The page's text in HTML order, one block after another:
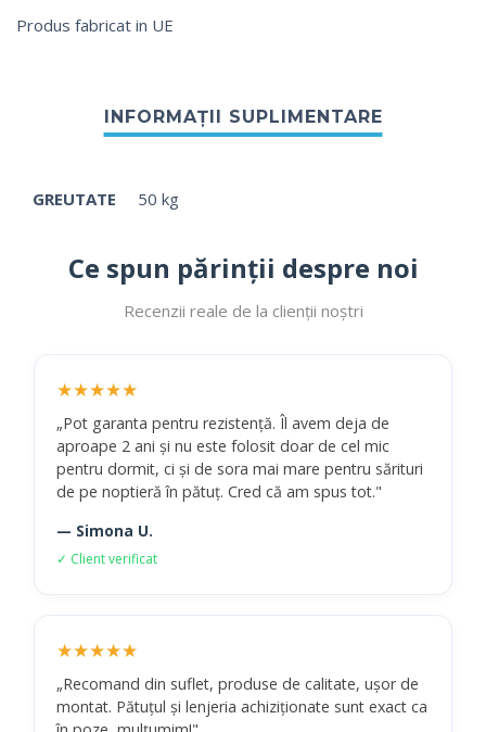
Produs fabricat in UE
GREUTATE 50 kg
Ce spun părinții despre noi
Recenzii reale de la clienții noștri
★★★★★
„Pot garanta pentru rezistență. Îl avem deja de
aproape 2 ani și nu este folosit doar de cel mic
pentru dormit, ci și de sora mai mare pentru sărituri
de pe noptieră în pătuț. Cred că am spus tot."
— Simona U.
✓ Client verificat
★★★★★
„Recomand din suflet, produse de calitate, ușor de
montat. Pătuțul și lenjeria achiziționate sunt exact ca